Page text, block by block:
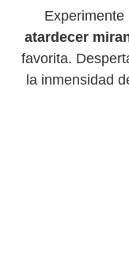
atardecer
favorita.
la inmensidad